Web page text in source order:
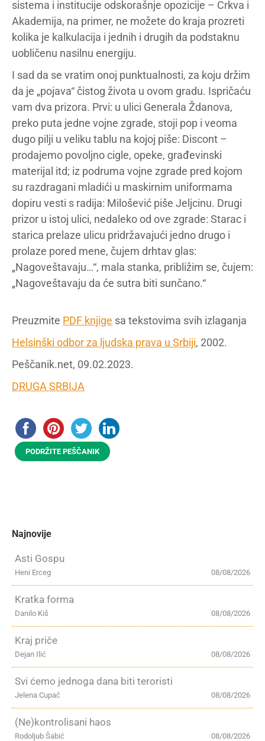
sistema i institucije odskorašnje opozicije – Crkva i
Akademija, na primer, ne možete do kraja prozreti
kolika je kalkulacija i jednih i drugih da podstaknu
uobličenu nasilnu energiju.
I sad da se vratim onoj punktualnosti, za koju držim
da je „pojava“ čistog života u ovom gradu. Ispričaću
vam dva prizora. Prvi: u ulici Generala Ždanova,
preko puta jedne vojne zgrade, stoji pop i veoma
dugo pilji u veliku tablu na kojoj piše: Discont –
prodajemo povoljno cigle, opeke, građevinski
materijal itd; iz podruma vojne zgrade pred kojom
su razdragani mladići u maskirnim uniformama
dopiru vesti s radija: Milošević piše Jeljcinu. Drugi
prizor u istoj ulici, nedaleko od ove zgrade: Starac i
starica prelaze ulicu pridržavajući jedno drugo i
prolaze pored mene, čujem drhtav glas:
„Nagoveštavaju…“, mala stanka, približim se, čujem:
„Nagoveštavaju da će sutra biti sunčano.“
Preuzmite PDF knjige sa tekstovima svih izlaganja
Helsinški odbor za ljudska prava u Srbiji, 2002.
Peščanik.net, 09.02.2023.
DRUGA SRBIJA
PODRŽITE PEŠČANIK
Najnovije
Asti Gospu
08/08/2026
Heni Erceg
Kratka forma
08/08/2026
Danilo Kiš
Kraj priče
08/08/2026
Dejan Ilić
Svi ćemo jednoga dana biti teroristi
08/08/2026
Jelena Cupać
(Ne)kontrolisani haos
08/08/2026
Rodoljub Šabić